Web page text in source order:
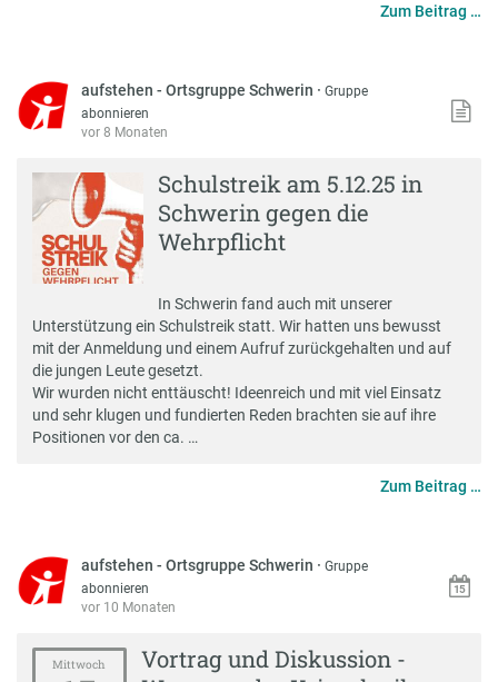
Zum Beitrag …
aufstehen - Ortsgruppe Schwerin ·Gruppe
abonnieren
vor 8 Monaten
Schulstreik am 5.12.25 in
Schwerin gegen die
Wehrpflicht
In Schwerin fand auch mit unserer
Unterstützung ein Schulstreik statt. Wir hatten uns bewusst
mit der Anmeldung und einem Aufruf zurückgehalten und auf
die jungen Leute gesetzt.
Wir wurden nicht enttäuscht! Ideenreich und mit viel Einsatz
und sehr klugen und fundierten Reden brachten sie auf ihre
Positionen vor den ca. …
Zum Beitrag …
aufstehen - Ortsgruppe Schwerin ·Gruppe
abonnieren
vor 10 Monaten
Mittwoch
Vortrag und Diskussion -